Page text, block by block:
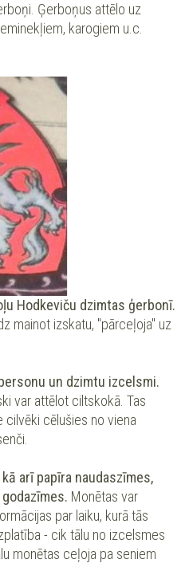
Ģerboņus attēlo uz
karogiem u.c.
Hodkeviču dzimtas ģerbonī.
mainot izskatu, "pārceļoja" uz
un dzimtu izcelsmi.
var attēlot ciltskokā. Tas
cilvēki cēlušies no viena
arī papīra naudaszīmes,
Monētas var
par laiku, kurā tās
- cik tālu no izcelsmes
monētas ceļoja pa seniem